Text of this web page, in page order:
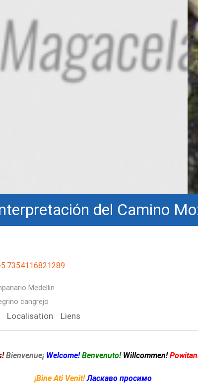
del Camino
Medellin
cangrejo
Localisation Liens
Bienvenue¡ Welcome! Benvenuto! Willcommen!
¡Bine Ati Venit! Ласкаво просимо